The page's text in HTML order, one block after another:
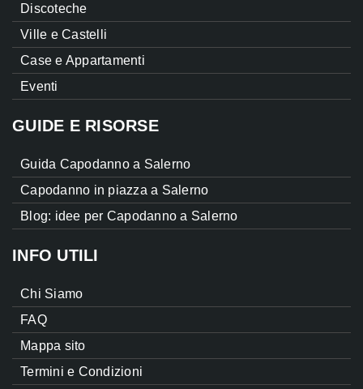
Discoteche
Ville e Castelli
Case e Appartamenti
Eventi
GUIDE E RISORSE
Guida Capodanno a Salerno
Capodanno in piazza a Salerno
Blog: idee per Capodanno a Salerno
INFO UTILI
Chi Siamo
FAQ
Mappa sito
Termini e Condizioni